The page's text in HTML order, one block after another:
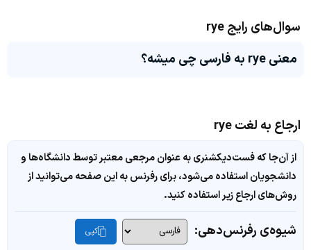
سوال‌های رایج rye
معنی rye به فارسی چی میشه؟
ارجاع به لغت rye
از آن‌جا که فست‌دیکشنری به عنوان مرجعی معتبر توسط دانشگاه‌ها و
دانشجویان استفاده می‌شود، برای رفرنس به این صفحه می‌توانید از
روش‌های ارجاع زیر استفاده کنید.
شیوه‌ی رفرنس‌دهی: کپی